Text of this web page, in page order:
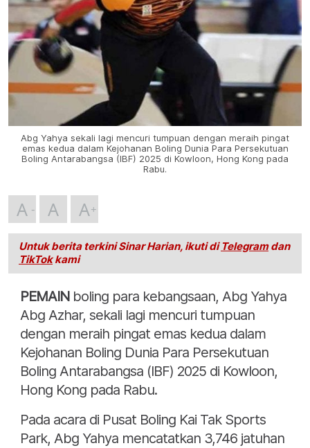
Abg Yahya sekali lagi mencuri tumpuan dengan meraih pingat
emas kedua dalam Kejohanan Boling Dunia Para Persekutuan
Boling Antarabangsa (IBF) 2025 di Kowloon, Hong Kong pada
Rabu.
A A A
Untuk berita terkini Sinar Harian, ikuti di Telegramdan
TikTokkami
PEMAIN boling para kebangsaan, Abg Yahya
Abg Azhar, sekali lagi mencuri tumpuan
dengan meraih pingat emas kedua dalam
Kejohanan Boling Dunia Para Persekutuan
Boling Antarabangsa (IBF) 2025 di Kowloon,
Hong Kong pada Rabu.
Pada acara di Pusat Boling Kai Tak Sports
Park, Abg Yahya mencatatkan 3,746 jatuhan